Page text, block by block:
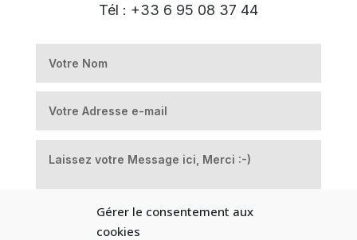
Gérer le consentement aux
cookies
Tél : +33 6 95 08 37 44